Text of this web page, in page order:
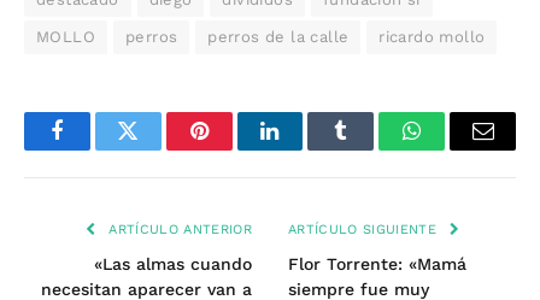
MOLLO perros perros de la calle ricardo mollo
FacebookTwitter PinterestLinkedInTumblr WhatsAppEmail
ARTÍCULO ANTERIOR
«Las almas cuando
necesitan aparecer van a
ARTÍCULO SIGUIENTE
Flor Torrente: «Mamá
siempre fue muy